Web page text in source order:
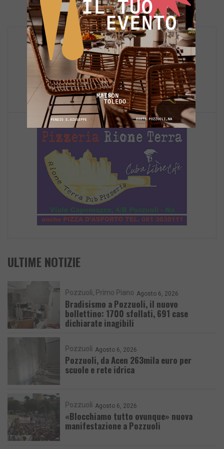
ULTIME NOTIZIE
Pozzuoli Primo Piano Agosto 6, 2026
Bradisismo a Pozzuoli, il nuovo
bollettino: 1700 sfollati, 691 case
dichiarate inagibili
Pozzuoli Agosto 6, 2026
Pozzuoli, da Acen 263mila euro per
scuole e rete idrica
Pozzuoli Agosto 6, 2026
«Blocchiamo tutto ovunque» nuova
manifestazione a Pozzuoli